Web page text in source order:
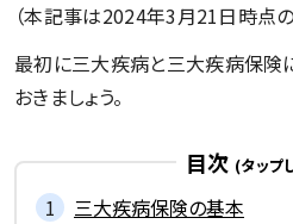
（本記事は2024年3月21日時点の
最初に三大疾病と三大疾病保険
おきましょう。
目次
三大疾病保険の基本